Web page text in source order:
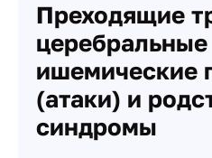
Преходящие
церебральные
ишемические
(атаки) и
синдромы